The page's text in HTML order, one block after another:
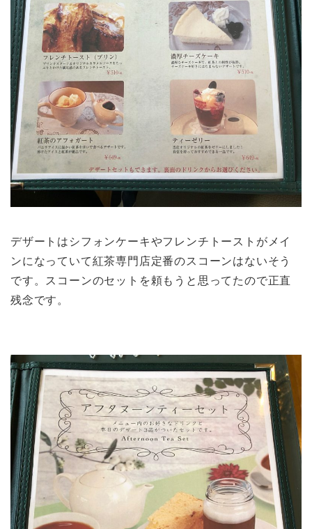
デザートはシフォンケーキやフレンチトーストがメイ
ンになっていて紅茶専門店定番のスコーンはないそう
です。スコーンのセットを頼もうと思ってたので正直
残念です。